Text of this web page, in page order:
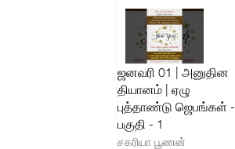
ஜனவரி 01 | அனுதின
தியானம் | ஏழு
புத்தாண்டு ஜெபங்கள் -
பகுதி - 1
சகரியா பூணன்